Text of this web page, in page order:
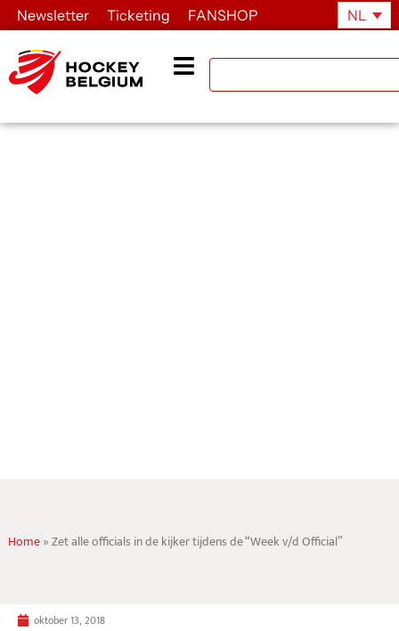
Newsletter Ticketing FANSHOP NL
Home»Zet alle officials in de kijker tijdens de “Week v/d Official”
oktober 13, 2018